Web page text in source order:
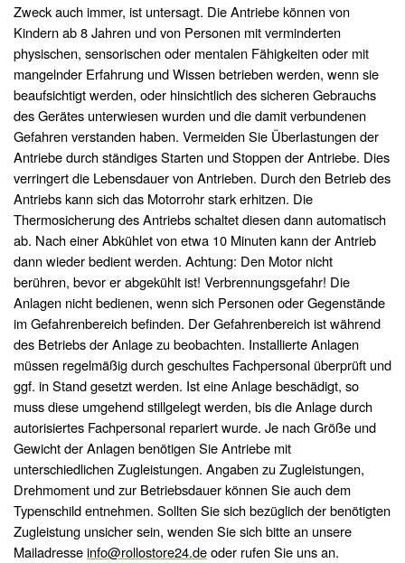
Zweck auch immer, ist untersagt. Die Antriebe können von
Kindern ab 8 Jahren und von Personen mit verminderten
physischen, sensorischen oder mentalen Fähigkeiten oder mit
mangelnder Erfahrung und Wissen betrieben werden, wenn sie
beaufsichtigt werden, oder hinsichtlich des sicheren Gebrauchs
des Gerätes unterwiesen wurden und die damit verbundenen
Gefahren verstanden haben. Vermeiden Sie Überlastungen der
Antriebe durch ständiges Starten und Stoppen der Antriebe. Dies
verringert die Lebensdauer von Antrieben. Durch den Betrieb des
Antriebs kann sich das Motorrohr stark erhitzen. Die
Thermosicherung des Antriebs schaltet diesen dann automatisch
ab. Nach einer Abkühlet von etwa 10 Minuten kann der Antrieb
dann wieder bedient werden. Achtung: Den Motor nicht
berühren, bevor er abgekühlt ist! Verbrennungsgefahr! Die
Anlagen nicht bedienen, wenn sich Personen oder Gegenstände
im Gefahrenbereich befinden. Der Gefahrenbereich ist während
des Betriebs der Anlage zu beobachten. Installierte Anlagen
müssen regelmäßig durch geschultes Fachpersonal überprüft und
ggf. in Stand gesetzt werden. Ist eine Anlage beschädigt, so
muss diese umgehend stillgelegt werden, bis die Anlage durch
autorisiertes Fachpersonal repariert wurde. Je nach Größe und
Gewicht der Anlagen benötigen Sie Antriebe mit
unterschiedlichen Zugleistungen. Angaben zu Zugleistungen,
Drehmoment und zur Betriebsdauer können Sie auch dem
Typenschild entnehmen. Sollten Sie sich bezüglich der benötigten
Zugleistung unsicher sein, wenden Sie sich bitte an unsere
Mailadresseinfo@rollostore24.deoder rufen Sie uns an.